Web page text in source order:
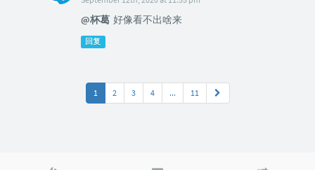
@杯葛 好像看不出啥来
回复
1 2 3 4 ... 11